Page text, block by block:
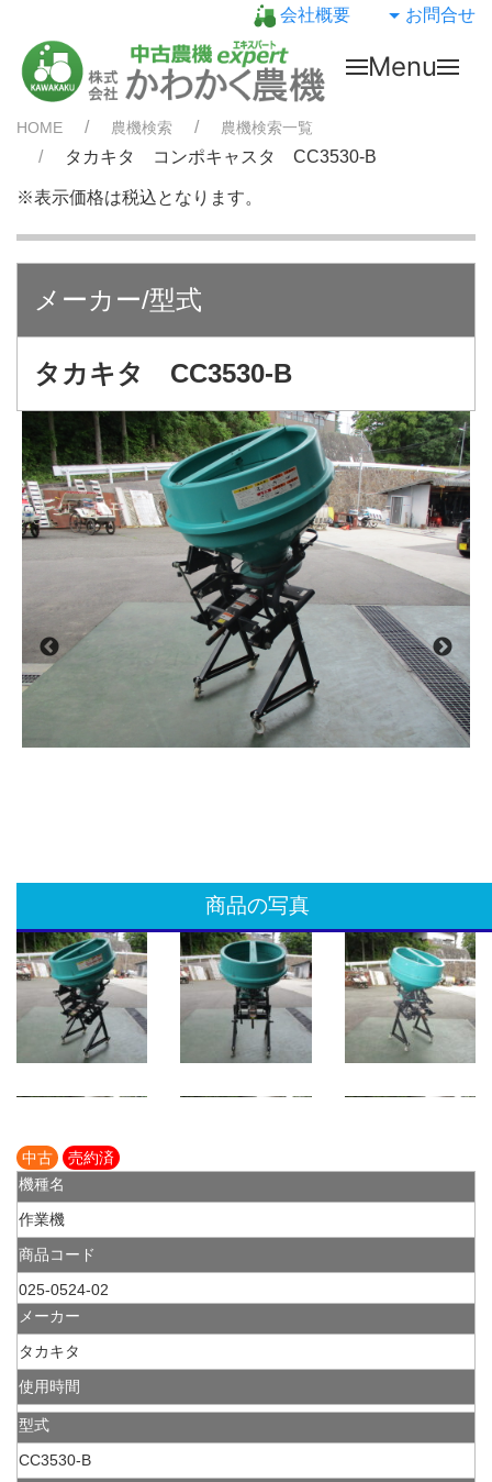
会社概要 お問合せ
Menu
HOME 農機検索 農機検索一覧
タカキタ コンポキャスタ CC3530-B
※表示価格は税込となります。
メーカー/型式
タカキタ CC3530-B
商品の写真
中古
売約済
機種名
作業機
商品コード
025-0524-02
メーカー
タカキタ
使用時間
型式
CC3530-B